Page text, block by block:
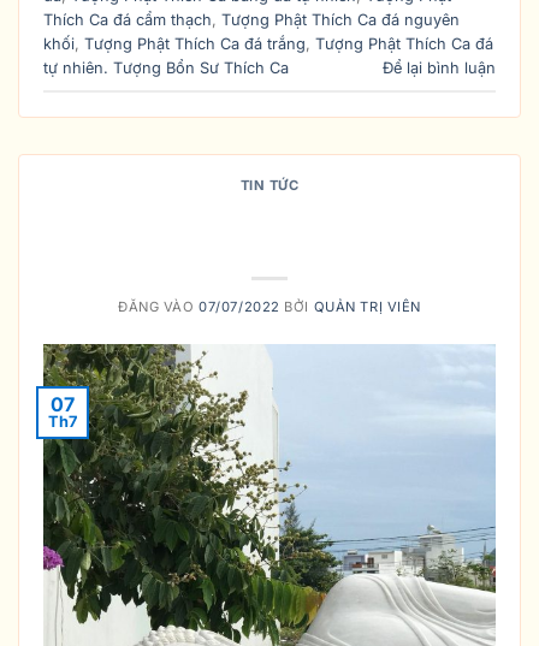
Thích Ca đá cẩm thạch, Tượng Phật Thích Ca đá nguyên
khối, Tượng Phật Thích Ca đá trắng, Tượng Phật Thích Ca đá
tự nhiên. Tượng Bổn Sư Thích Ca
Để lại bình luận
TIN TỨC
ĐĂNG VÀO07/07/2022 BỞI QUẢN TRỊ VIÊN
07
Th7